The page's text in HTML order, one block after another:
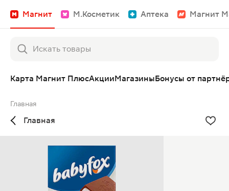
Магнит М.Косметик Аптека Магнит
Карта Магнит ПлюсАкцииМагазиныБонусы от
Главная
Главная